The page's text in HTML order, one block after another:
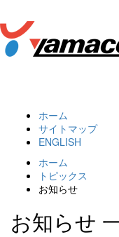
ホーム
サイトマップ
ENGLISH
ホーム
トピックス
お知らせ
お知らせ